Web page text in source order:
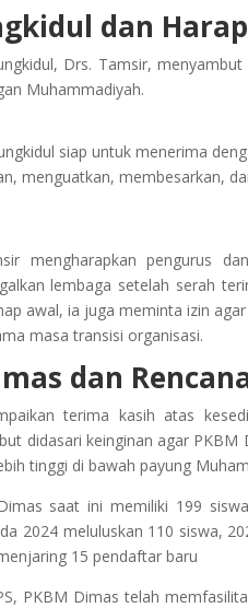
dan
Drs. Tamsir,
Muhammadiyah.
siap untuk menerima
menguatkan, membesarkan,
mengharapkan pengurus
lembaga setelah serah
awal, ia juga meminta izin
masa transisi organisasi.
dan
terima kasih atas
didasari keinginan agar
tinggi di bawah payung
saat ini memiliki 199
2024 meluluskan 110 siswa,
15 pendaftar baru
PKBM Dimas telah